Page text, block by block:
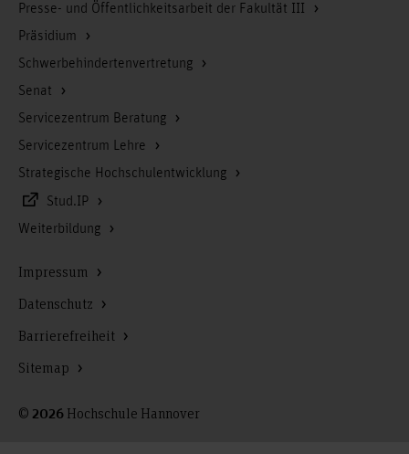
Presse- und Öffentlichkeitsarbeit der Fakultät III
Präsidium
Schwerbehindertenvertretung
Senat
Servicezentrum Beratung
Servicezentrum Lehre
Strategische Hochschulentwicklung
Stud.IP
Weiterbildung
© 2026 Hochschule Hannover
Impressum
Datenschutz
Barrierefreiheit
Sitemap